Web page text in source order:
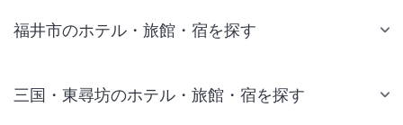
福井市のホテル・旅館・宿を探す
三国・東尋坊のホテル・旅館・宿を探す